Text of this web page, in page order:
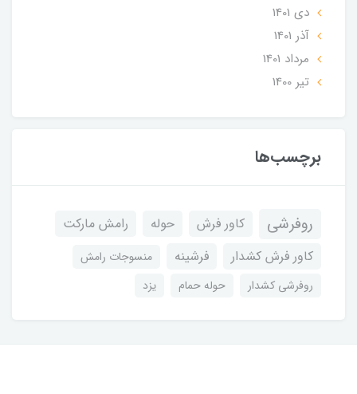
دی 1401
آذر 1401
مرداد 1401
تير 1400
برچسب‌ها
روفرشی کاور فرش حوله
رامش مارکت
کاور فرش کشدار
فرشینه
منسوجات رامش
روفرشی کشدار
حوله حمام یزد